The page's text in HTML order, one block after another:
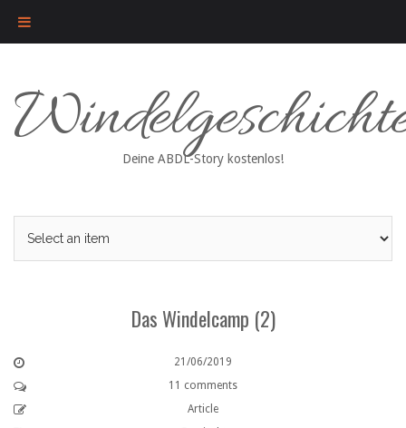
content
Deine ABDL-Story kostenlos!
Das Windelcamp (2)
21/06/2019
11 comments
Article